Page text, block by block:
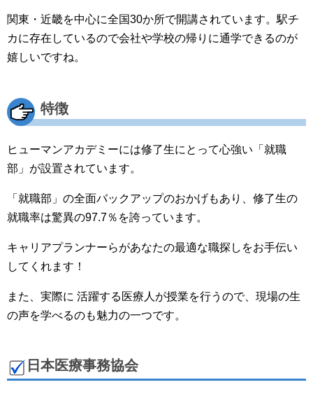
関東・近畿を中心に全国30か所で開講されています。駅チ
カに存在しているので会社や学校の帰りに通学できるのが
嬉しいですね。
特徴
ヒューマンアカデミーには修了生にとって心強い「就職
部」が設置されています。
「就職部」の全面バックアップのおかげもあり、修了生の
就職率は驚異の97.7％を誇っています。
キャリアプランナーらがあなたの最適な職探しをお手伝い
してくれます！
また、実際に 活躍する医療人が授業を行うので、現場の生
の声を学べるのも魅力の一つです。
日本医療事務協会